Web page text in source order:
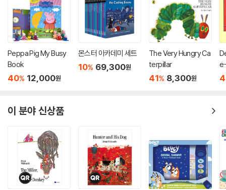
Peppa Pig My Busy
Book
40% 12,000원
몬스터 아카데미 세트
10% 69,300원
The Very Hungry Ca
terpillar
41% 8,300원
이 분야 신상품